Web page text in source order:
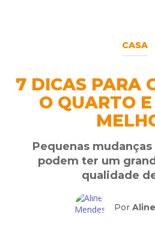
CASA
7 DICAS PARA
O QUARTO
Pequenas
podem ter um
qualidade
Por